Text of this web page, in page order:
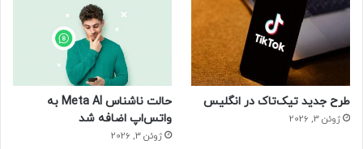
طرح جدید تیک‌تاک در انگلیس
ژوئن 3, 2026
حالت ناشناس Meta AI به
واتس‌اپ اضافه شد
ژوئن 3, 2026